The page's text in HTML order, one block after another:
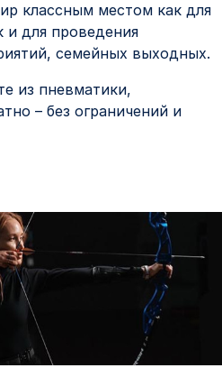
классным местом как для
и для проведения
семейных выходных.
из пневматики,
– без ограничений и